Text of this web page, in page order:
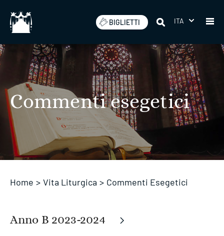
BIGLIETTI ITA
Commenti esegetici
Home > Vita Liturgica > Commenti Esegetici
Anno B 2023-2024